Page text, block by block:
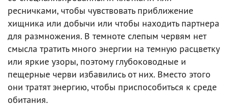
ресничками, чтобы чувствовать приближение
хищника или добычи или чтобы находить партнера
для размножения. В темноте слепым червям нет
смысла тратить много энергии на темную расцветку
или яркие узоры, поэтому глубоководные и
пещерные черви избавились от них. Вместо этого
они тратят энергию, чтобы приспособиться к среде
обитания.